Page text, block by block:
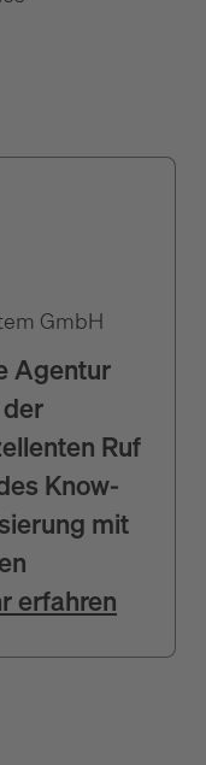
GmbH
Agentur
Ruf
Know-
mit
erfahren